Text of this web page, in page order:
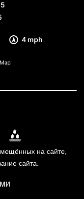
4 mph
на сайте,
сайта.